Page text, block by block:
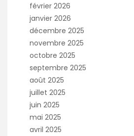
février 2026
janvier 2026
décembre 2025
novembre 2025
octobre 2025
septembre 2025
août 2025
juillet 2025
juin 2025
mai 2025
avril 2025